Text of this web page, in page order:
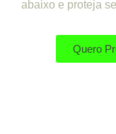
abaixo e proteja
Quero